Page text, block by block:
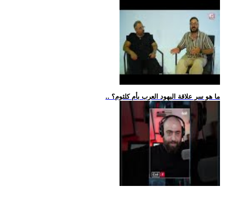
.. ما هو سر علاقة اليهود العرب بأم كلثوم؟